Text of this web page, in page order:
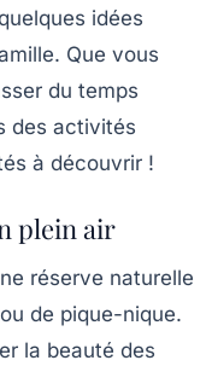
idées
Que vous
du temps
des activités
à découvrir !
plein air
réserve naturelle
de pique-nique.
la beauté des